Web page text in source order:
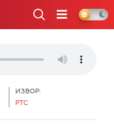
ИЗВОР:
РТС